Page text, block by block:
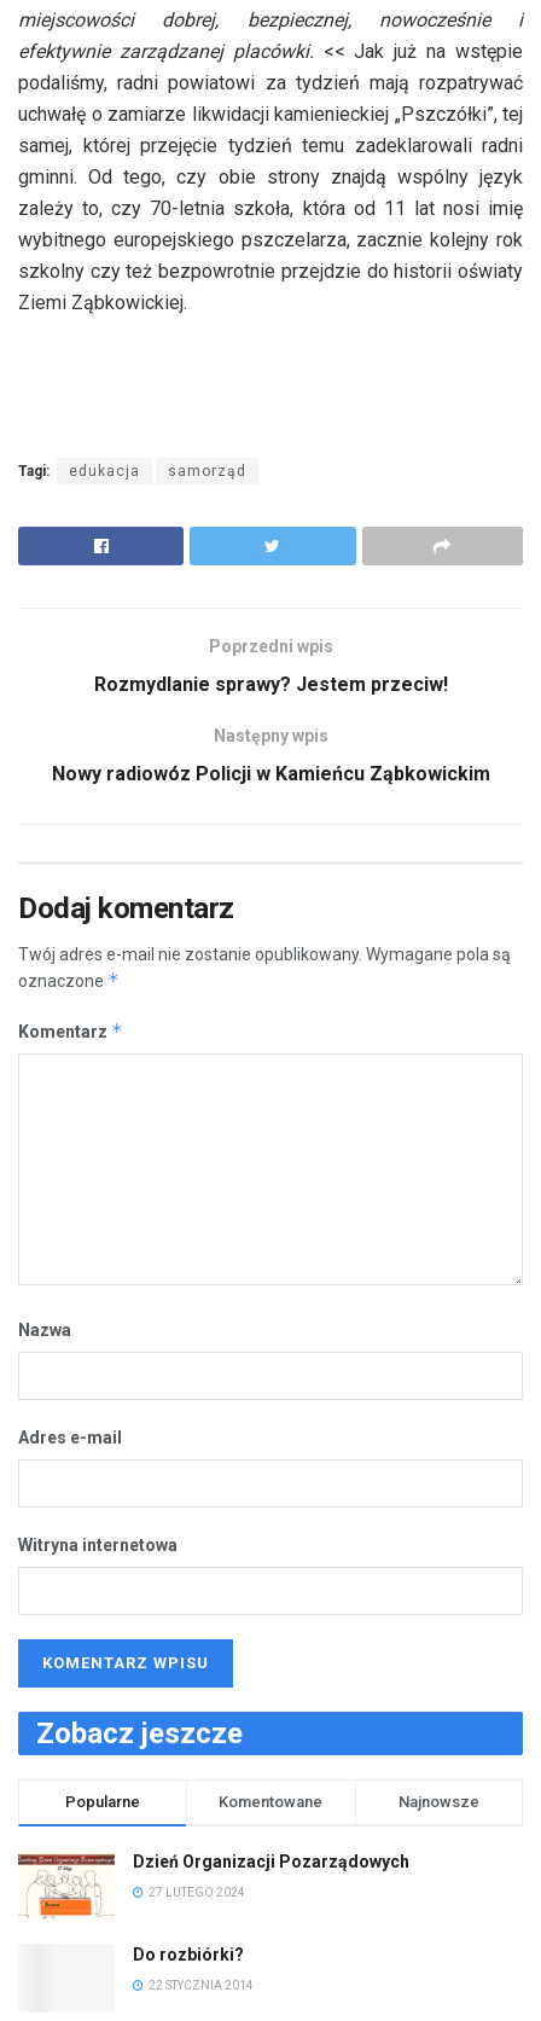
miejscowości dobrej, bezpiecznej, nowocześnie i
efektywnie zarządzanej placówki. << Jak już na wstępie
podaliśmy, radni powiatowi za tydzień mają rozpatrywać
uchwałę o zamiarze likwidacji kamienieckiej „Pszczółki”, tej
samej, której przejęcie tydzień temu zadeklarowali radni
gminni. Od tego, czy obie strony znajdą wspólny język
zależy to, czy 70-letnia szkoła, która od 11 lat nosi imię
wybitnego europejskiego pszczelarza, zacznie kolejny rok
szkolny czy też bezpowrotnie przejdzie do historii oświaty
Ziemi Ząbkowickiej.
Tagi: edukacja samorząd
Poprzedni wpis
Rozmydlanie sprawy? Jestem przeciw!
Następny wpis
Nowy radiowóz Policji w Kamieńcu Ząbkowickim
Dodaj komentarz
Twój adres e-mail nie zostanie opublikowany. Wymagane pola są
oznaczone *
Komentarz *
Nazwa
Adres e-mail
Witryna internetowa
Zobacz jeszcze
Popularne Komentowane Najnowsze
Dzień Organizacji Pozarządowych
27 LUTEGO 2024
Do rozbiórki?
22 STYCZNIA 2014